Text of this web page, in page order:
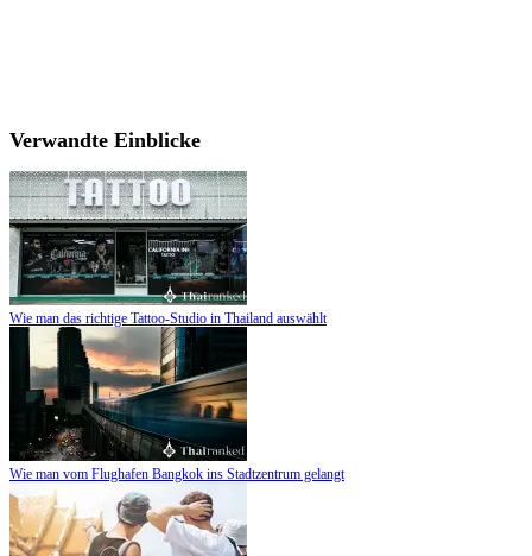
Verwandte Einblicke
Wie man das richtige Tattoo-Studio in Thailand auswählt
Wie man vom Flughafen Bangkok ins Stadtzentrum gelangt